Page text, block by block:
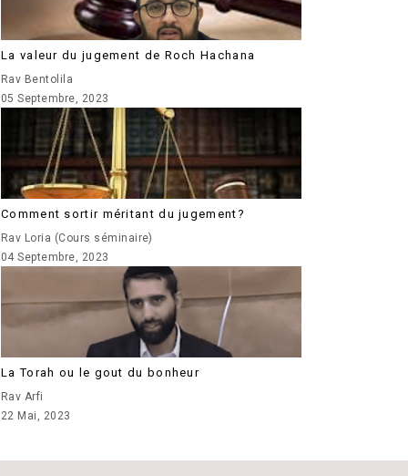
La valeur du jugement de Roch Hachana
Rav Bentolila
05 Septembre, 2023
Comment sortir méritant du jugement?
Rav Loria (Cours séminaire)
04 Septembre, 2023
La Torah ou le gout du bonheur
Rav Arfi
22 Mai, 2023